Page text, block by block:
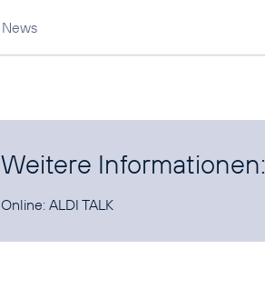
News
Weitere Informationen:
Online:ALDI TALK